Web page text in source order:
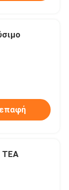
επαφή
TEA